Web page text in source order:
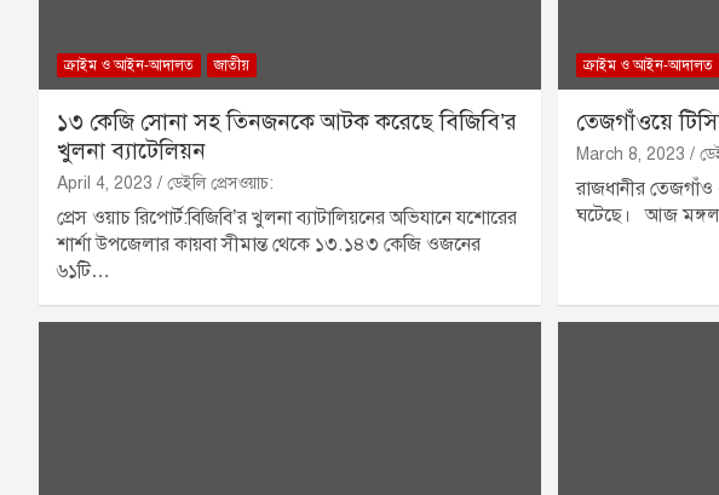
ক্রাইম ও আইন-আদালত জাতীয়
১৩ কেজি সোনা সহ তিনজনকে আটক করেছে বিজিবি’র
খুলনা ব্যাটেলিয়ন
April 4, 2023 ডেইলি প্রেসওয়াচ:
প্রেস ওয়াচ রিপোর্ট:বিজিবি’র খুলনা ব্যাটালিয়নের অভিযানে যশোরের
শার্শা উপজেলার কায়বা সীমান্ত থেকে ১৩.১৪৩ কেজি ওজনের
৬১টি…
ক্রাইম ও আইন-আদালত
তেজগাঁওয়ে
March 8, 2023
রাজধানীর তেজগাঁও
ঘটেছে। আজ